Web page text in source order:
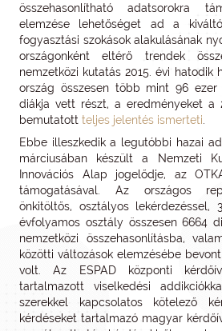
összehasonlítható adatsorokra
elemzése lehetőséget ad a
fogyasztási szokások alakulásának
országonként eltérő trendek
nemzetközi kutatás 2015. évi hatodik
ország összesen több mint 96 ezer
diákja vett részt, a eredményeket a
bemutatott teljes jelentés ismerteti
Ebbe illeszkedik a legutóbbi hazai
márciusában készült a Nemzeti
Innovációs Alap jogelődje, az
támogatásával. Az országos
önkitöltős, osztályos lekérdezéssel,
évfolyamos osztály összesen 6664
nemzetközi összehasonlításba,
közötti változások elemzésébe
volt. Az ESPAD központi
tartalmazott viselkedési
szerekkel kapcsolatos kötelező
kérdéseket tartalmazó magyar